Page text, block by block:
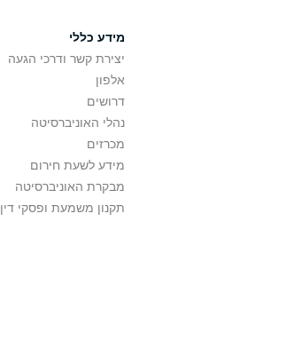
מידע כללי
יצירת קשר ודרכי הגעה
אלפון
דרושים
נהלי האוניברסיטה
מכרזים
מידע לשעת חירום
מבקרת האוניברסיטה
תקנון משמעת ופסקי דין